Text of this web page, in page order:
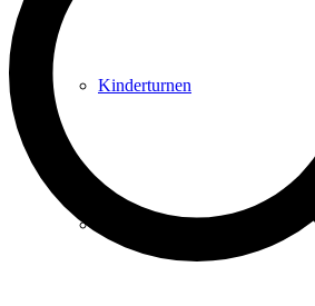
Kinderturnen